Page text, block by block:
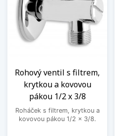
Rohový ventil s filtrem,
krytkou a kovovou
pákou 1/2 x 3/8
Roháček s filtrem, krytkou a
kovovou pákou 1/2 x 3/8.